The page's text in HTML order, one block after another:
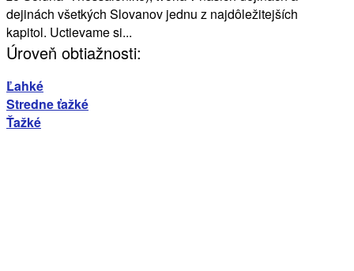
dejinách všetkých Slovanov jednu z najdôležitejších
kapitol. Uctievame si...
Úroveň obtiažnosti:
Ľahké
Stredne ťažké
Ťažké